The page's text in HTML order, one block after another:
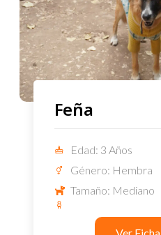
Feña
Edad: 3 Años
Género: Hembra
Tamaño: Mediano